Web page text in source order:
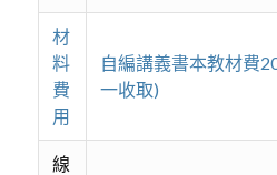
材
料
費
用
自編講義書本教材費
一收取)
線